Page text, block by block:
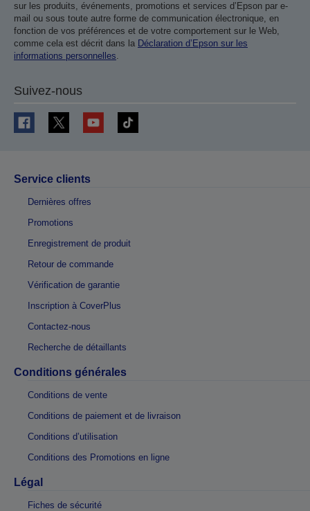
sur les produits, événements, promotions et services d’Epson par e-
mail ou sous toute autre forme de communication électronique, en
fonction de vos préférences et de votre comportement sur le Web,
comme cela est décrit dans la Déclaration d’Epson sur les
informations personnelles.
Suivez-nous
Service clients
Dernières offres
Promotions
Enregistrement de produit
Retour de commande
Vérification de garantie
Inscription à CoverPlus
Contactez-nous
Recherche de détaillants
Conditions générales
Conditions de vente
Conditions de paiement et de livraison
Conditions d’utilisation
Conditions des Promotions en ligne
Légal
Fiches de sécurité